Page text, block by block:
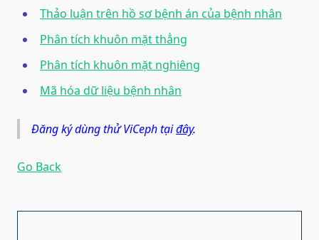
Thảo luận trên hồ sơ bệnh án của bệnh nhân
Phân tích khuôn mặt thẳng
Phân tích khuôn mặt nghiêng
Mã hóa dữ liệu bệnh nhân
Đăng ký dùng thử ViCeph tạiđây.
Go Back